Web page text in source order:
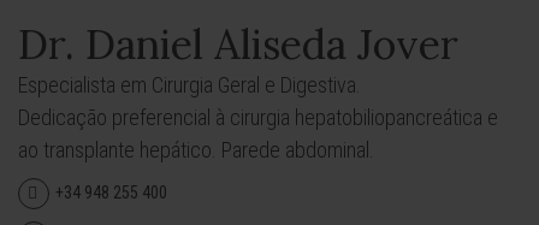
Dr. Daniel Aliseda Jover
Especialista em Cirurgia Geral e Digestiva.
Dedicação preferencial à cirurgia hepatobiliopancreática e
ao transplante hepático. Parede abdominal.
+34 948 255 400